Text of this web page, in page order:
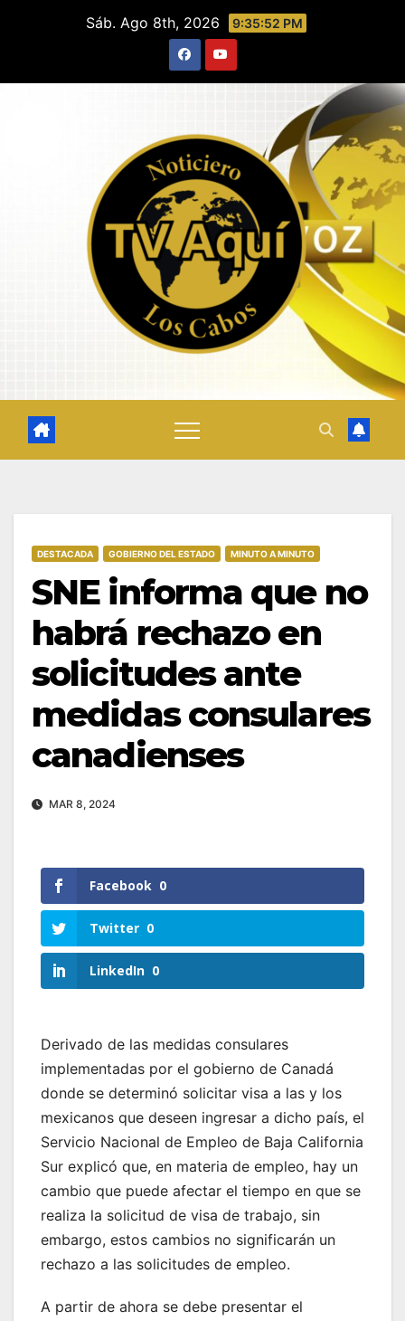
Sáb. Ago 8th, 2026 9:35:52 PM
DESTACADA GOBIERNO DEL ESTADO MINUTO A MINUTO
SNE informa que no
habrá rechazo en
solicitudes ante
medidas consulares
canadienses
MAR 8, 2024
Facebook 0
Twitter 0
LinkedIn 0
Derivado de las medidas consulares
implementadas por el gobierno de Canadá
donde se determinó solicitar visa a las y los
mexicanos que deseen ingresar a dicho país, el
Servicio Nacional de Empleo de Baja California
Sur explicó que, en materia de empleo, hay un
cambio que puede afectar el tiempo en que se
realiza la solicitud de visa de trabajo, sin
embargo, estos cambios no significarán un
rechazo a las solicitudes de empleo.
A partir de ahora se debe presentar el